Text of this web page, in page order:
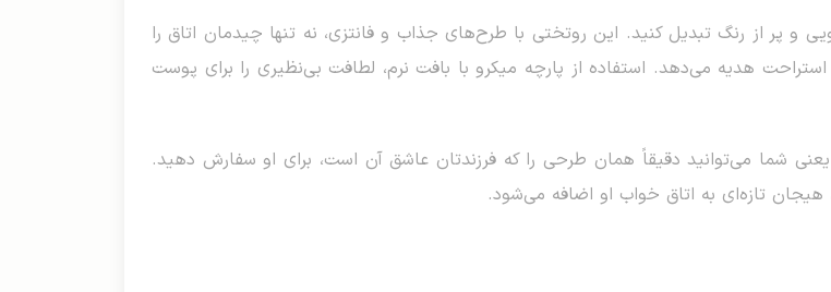
و پر از رنگ تبدیل کنید. این روتختی با طرح‌های جذاب و فانتزی، نه تنها چیدمان اتاق را
هدیه می‌دهد. استفاده از پارچه میکرو با بافت نرم، لطافت بی‌نظیری را برای پوست
شما می‌توانید دقیقاً همان طرحی را که فرزندتان عاشق آن است، برای او سفارش دهید.
تازه‌ای به اتاق خواب او اضافه می‌شود.